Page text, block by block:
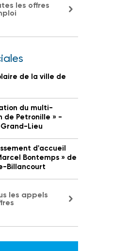
les offres
de la ville de
du multi-
de Petronille » -
Lieu
d'accueil
Bontemps » de
Billancourt
les appels